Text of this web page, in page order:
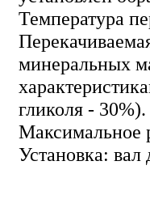
Температура
минеральных
гликоля - 30%).
Максимальное
Установка: вал